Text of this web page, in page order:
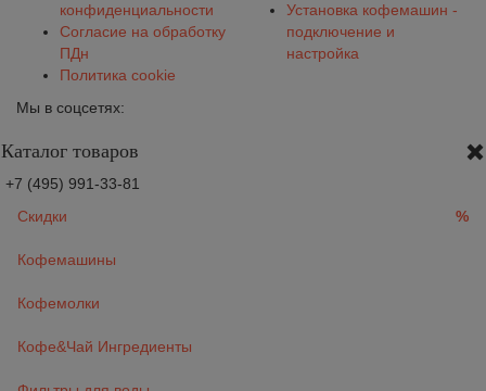
конфиденциальности
Согласие на обработку
ПДн
Политика cookie
Установка кофемашин -
подключение и
настройка
Мы в соцсетях:
Каталог товаров
+7 (495) 991-33-81
Скидки
%
Кофемашины
Кофемолки
Кофе&Чай Ингредиенты